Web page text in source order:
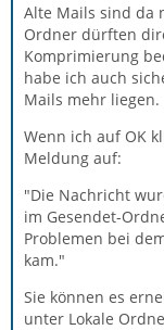
Alte Mails sind da
Ordner dürften
Komprimierung
habe ich auch
Mails mehr liegen.
Wenn ich auf OK
Meldung auf:
"Die Nachricht
im Gesendet-
Problemen bei
kam."
Sie können es
unter Lokale